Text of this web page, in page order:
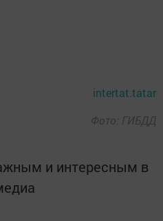
intertat.tatar
Фото: ГИБДД
и интересным в